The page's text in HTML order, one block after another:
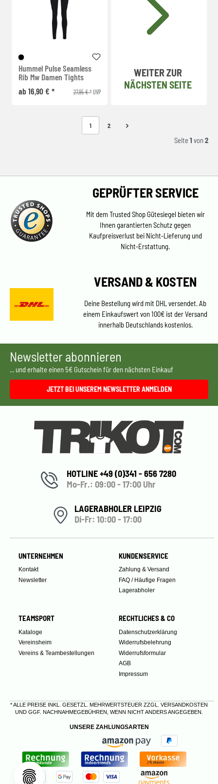
Hummel Pulse Seamless
Rib Mw Damen Tights
ab 16,90 € *
27,95 € *UVP
WEITER ZUR
NÄCHSTEN SEITE
1 2
Seite1 von2
GEPRÜFTER SERVICE
Mit dem Trusted Shop Gütesiegel bieten wir
Ihnen garantierten Schutz gegen
Kaufpreisverlust bei Nicht-Lieferung und
Nicht-Erstattung.
VERSAND & KOSTEN
Deine Bestellung wird mit DHL versendet. Ab
einem Einkaufswert von 100€ ist der Versand
innerhalb Deutschlands kostenlos.
Newsletter abonnieren
... und erhalte einen 5€ Gutschein für den nächsten Einkauf
JETZT BEI UNSEREM NEWSLETTER ANMELDEN
HOTLINE +49 (0)341 - 656 7280
Mo-Fr.: 09:00 - 17:00 Uhr
LAGERABHOLER LEIPZIG
Di-Fr: 10:00 - 17:00
UNTERNEHMEN
Kontakt
Newsletter
KUNDENSERVICE
Zahlung & Versand
FAQ / Häufige Fragen
Lagerabholer
TEAMSPORT
Kataloge
Vereinsheim
Vereins & Teambestellungen
RECHTLICHES & CO
Datenschutzerklärung
Widerrufsbelehrung
Widerrufsformular
AGB
Impressum
* ALLE PREISE INKL. GESETZL. MEHRWERTSTEUER ZZGL. VERSANDKOSTEN
UND GGF. NACHNAHMEGEBÜHREN, WENN NICHT ANDERS ANGEGEBEN.
UNSERE ZAHLUNGSARTEN